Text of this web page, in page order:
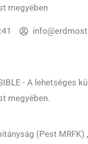
megyében
- A lehetséges
megyében.
(Pest MRFK)